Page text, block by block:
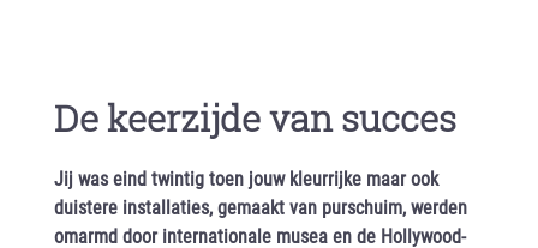
De keerzijde van succes
Jij was eind twintig toen jouw kleurrijke maar ook
duistere installaties, gemaakt van purschuim, werden
omarmd door internationale musea en de Hollywood-